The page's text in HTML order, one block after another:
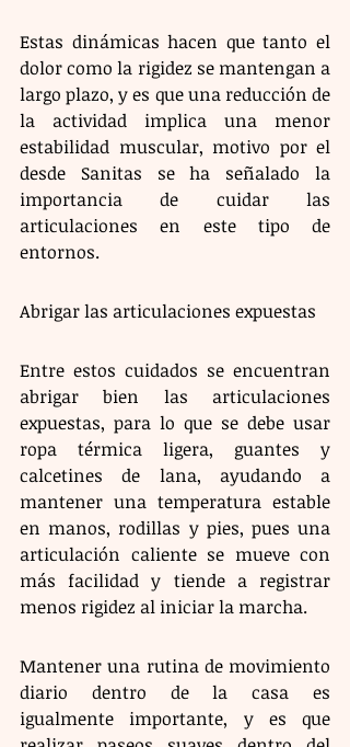
Estas dinámicas hacen que tanto el
dolor como la rigidez se mantengan a
largo plazo, y es que una reducción de
la actividad implica una menor
estabilidad muscular, motivo por el
desde Sanitas se ha señalado la
importancia de cuidar las
articulaciones en este tipo de
entornos.
Abrigar las articulaciones expuestas
Entre estos cuidados se encuentran
abrigar bien las articulaciones
expuestas, para lo que se debe usar
ropa térmica ligera, guantes y
calcetines de lana, ayudando a
mantener una temperatura estable
en manos, rodillas y pies, pues una
articulación caliente se mueve con
más facilidad y tiende a registrar
menos rigidez al iniciar la marcha.
Mantener una rutina de movimiento
diario dentro de la casa es
igualmente importante, y es que